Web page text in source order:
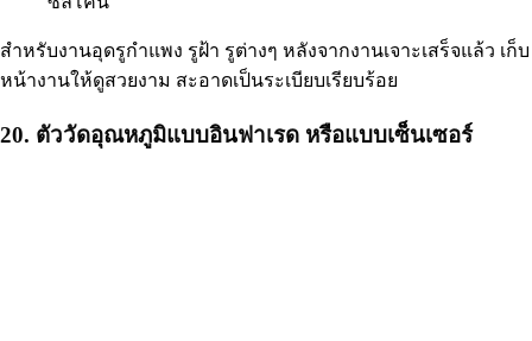
สำหรับงานอุดรูกำแพง รูฝ้า รูต่างๆ หลังจากงานเจาะเสร็จแล้ว เก็บ
หน้างานให้ดูสวยงาม สะอาดเป็นระเบียบเรียบร้อย
20. ตัววัดอุณหภูมิแบบอินฟาเรด หรือแบบเซ็นเซอร์